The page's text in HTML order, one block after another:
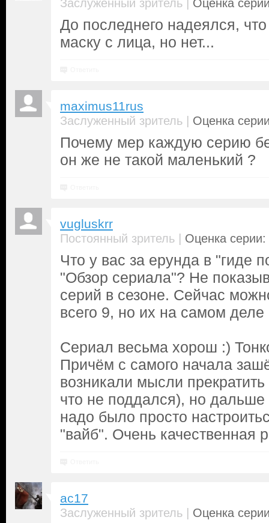
Заслуженный зритель | Оценка
До последнего надеялся,
маску с лица, но нет...
maximus11rus
Заслуженный зритель | Оценка
Почему мер каждую серию
он же не такой маленький ?
vugluskrr
Постоянный зритель | Оценка серии:
Что у вас за ерунда в "гиде
"Обзор сериала"? Не
серий в сезоне. Сейчас
всего 9, но их на самом деле
Сериал весьма хорош :)
Причём с самого начала
возникали мысли
что не поддался), но
надо было просто
"вайб". Очень качественная
ac17
Заслуженный зритель | Оценка